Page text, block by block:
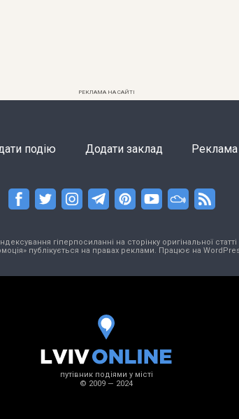
РЕКЛАМА НА САЙТІ
подію Додати заклад Реклама
гіперпосиланні на сторінку оригінальної
публікується на правах реклами. Працює на
путівник подіями у місті
© 2009 — 2024